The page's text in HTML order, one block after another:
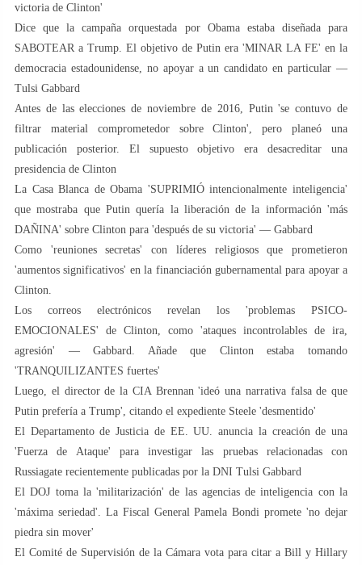
victoria de Clinton'
Dice que la campaña orquestada por Obama estaba diseñada para
SABOTEAR a Trump. El objetivo de Putin era 'MINAR LA FE' en la
democracia estadounidense, no apoyar a un candidato en particular —
Tulsi Gabbard
Antes de las elecciones de noviembre de 2016, Putin 'se contuvo de
filtrar material comprometedor sobre Clinton', pero planeó una
publicación posterior. El supuesto objetivo era desacreditar una
presidencia de Clinton
La Casa Blanca de Obama 'SUPRIMIÓ intencionalmente inteligencia'
que mostraba que Putin quería la liberación de la información 'más
DAÑINA' sobre Clinton para 'después de su victoria' — Gabbard
Como 'reuniones secretas' con líderes religiosos que prometieron
'aumentos significativos' en la financiación gubernamental para apoyar a
Clinton.
Los correos electrónicos revelan los 'problemas PSICO-
EMOCIONALES' de Clinton, como 'ataques incontrolables de ira,
agresión' — Gabbard. Añade que Clinton estaba tomando
'TRANQUILIZANTES fuertes'
Luego, el director de la CIA Brennan 'ideó una narrativa falsa de que
Putin prefería a Trump', citando el expediente Steele 'desmentido'
El Departamento de Justicia de EE. UU. anuncia la creación de una
'Fuerza de Ataque' para investigar las pruebas relacionadas con
Russiagate recientemente publicadas por la DNI Tulsi Gabbard
El DOJ toma la 'militarización' de las agencias de inteligencia con la
'máxima seriedad'. La Fiscal General Pamela Bondi promete 'no dejar
piedra sin mover'
El Comité de Supervisión de la Cámara vota para citar a Bill y Hillary